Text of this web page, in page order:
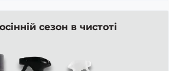
сезон в чистоті